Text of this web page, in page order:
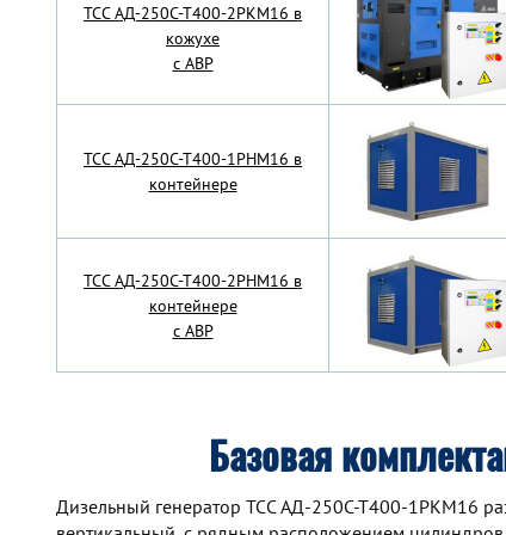
TCC АД-250С-Т400-2РКМ16 в
кожухе
с АВР
TCC АД-250С-Т400-1РНМ16 в
контейнере
TCC АД-250С-Т400-2РНМ16 в
контейнере
с АВР
Базовая
Дизельный генератор TCC АД-250С-Т400-1РКМ16